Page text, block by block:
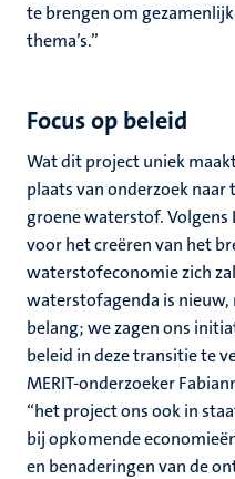
te brengen om
thema’s.”
Focus op beleid
Wat dit project uniek
plaats van onderzoek naar
groene waterstof. Volgens
voor het creëren van het
waterstofeconomie zich
waterstofagenda is
belang; we zagen ons
beleid in deze transitie te
MERIT-onderzoeker
“het project ons ook in
bij opkomende
en benaderingen van de